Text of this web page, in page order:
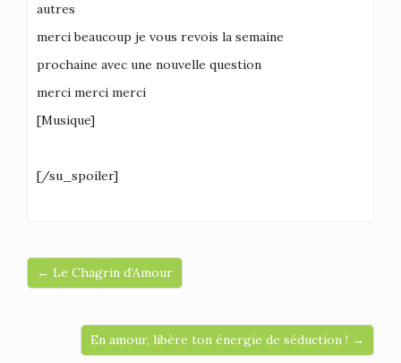
autres
merci beaucoup je vous revois la semaine
prochaine avec une nouvelle question
merci merci merci
[Musique]
[/su_spoiler]
← Le Chagrin d’Amour
En amour, libère ton énergie de séduction ! →